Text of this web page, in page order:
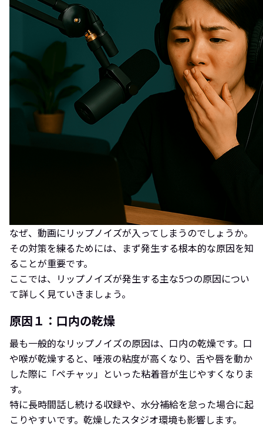
なぜ、動画にリップノイズが入ってしまうのでしょうか。
その対策を練るためには、まず発生する根本的な原因を知
ることが重要です。
ここでは、リップノイズが発生する主な5つの原因につい
て詳しく見ていきましょう。
原因１：口内の乾燥
最も一般的なリップノイズの原因は、口内の乾燥です。口
や喉が乾燥すると、唾液の粘度が高くなり、舌や唇を動か
した際に「ペチャッ」といった粘着音が生じやすくなりま
す。
特に長時間話し続ける収録や、水分補給を怠った場合に起
こりやすいです。乾燥したスタジオ環境も影響します。